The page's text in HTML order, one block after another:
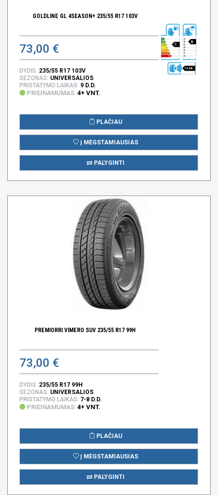
GOLDLINE GL 4SEASON+ 235/55 R17 103V
73,00 € C
B
72 DB
DYDIS: 235/55 R17 103V
SEZONAS: UNIVERSALIOS
PRISTATYMO LAIKAS: 9 D.D.
PRIEINAMUMAS: 4+ VNT.
PLAČIAU
Į MĖGSTAMIAUSIAS
PALYGINTI
PREMIORRI VIMERO SUV 235/55 R17 99H
73,00 €
DYDIS: 235/55 R17 99H
SEZONAS: UNIVERSALIOS
PRISTATYMO LAIKAS: 7-8 D.D.
PRIEINAMUMAS: 4+ VNT.
PLAČIAU
Į MĖGSTAMIAUSIAS
PALYGINTI